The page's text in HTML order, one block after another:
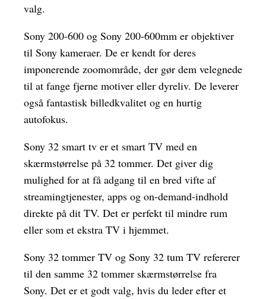
valg.
Sony 200-600 og Sony 200-600mm er objektiver
til Sony kameraer. De er kendt for deres
imponerende zoomområde, der gør dem velegnede
til at fange fjerne motiver eller dyreliv. De leverer
også fantastisk billedkvalitet og en hurtig
autofokus.
Sony 32 smart tv er et smart TV med en
skærmstørrelse på 32 tommer. Det giver dig
mulighed for at få adgang til en bred vifte af
streamingtjenester, apps og on-demand-indhold
direkte på dit TV. Det er perfekt til mindre rum
eller som et ekstra TV i hjemmet.
Sony 32 tommer TV og Sony 32 tum TV refererer
til den samme 32 tommer skærmstørrelse fra
Sony. Det er et godt valg, hvis du leder efter et